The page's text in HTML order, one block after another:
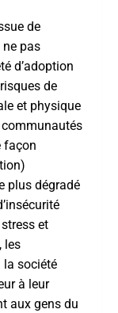
de
ne pas
d’adoption
de
et physique
façon
plus dégradé
et
les
la société
à leur
aux gens du